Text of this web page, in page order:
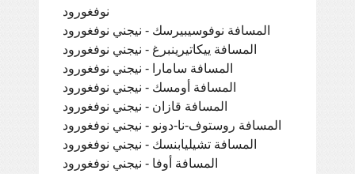
نوفغورود
المسافة نوفوسيبيرسك - نيجني نوفغورود
المسافة ييكاتيرينبرغ - نيجني نوفغورود
المسافة سامارا - نيجني نوفغورود
المسافة أومسك - نيجني نوفغورود
المسافة قازان - نيجني نوفغورود
المسافة روستوف-نا-دونو - نيجني نوفغورود
المسافة تشيليابنسك - نيجني نوفغورود
المسافة أوفا - نيجني نوفغورود